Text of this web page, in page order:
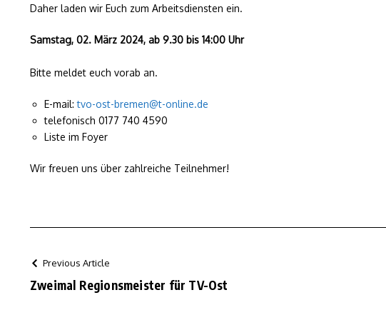
Daher laden wir Euch zum Arbeitsdiensten ein.
Samstag, 02. März 2024, ab 9.30 bis 14:00 Uhr
Bitte meldet euch vorab an.
E-mail:tvo-ost-bremen@t-online.de
telefonisch 0177 740 4590
Liste im Foyer
Wir freuen uns über zahlreiche Teilnehmer!
Previous Article
Zweimal Regionsmeister für TV-Ost